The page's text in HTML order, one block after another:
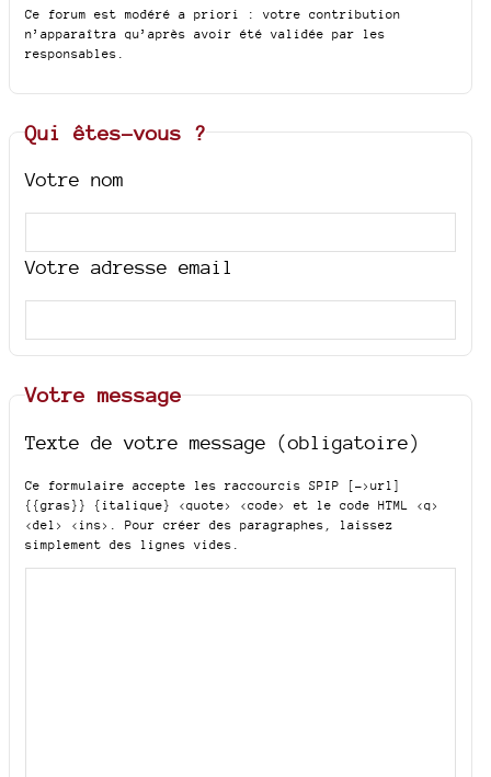
Ce forum est modéré a priori : votre contribution
n’apparaîtra qu’après avoir été validée par les
responsables.
Qui êtes-vous ?
Votre nom
Votre adresse email
Votre message
Texte de votre message (obligatoire)
Ce formulaire accepte les raccourcis SPIP
[->url]
{{gras}} {italique} <quote> <code>
et le code HTML <q>
<del> <ins>
. Pour créer des paragraphes, laissez
simplement des lignes vides.